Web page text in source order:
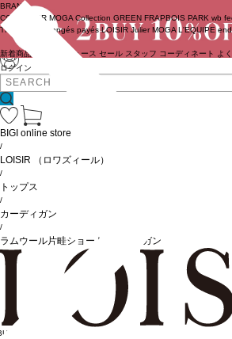
ログイン
BRAND
COUTURIER MOGA Collection GREEN FRAPBOIS PARK wb
TRISTESSE
congés payés LOISIR Julier MOGA L'EQUIPE
新着商品 ニュース セール スタッフ コーディネート よ
BIGI online store
/
LOISIR （ロワズィール）
/
トップス
/
カーディガン
/
ラムウール片畦ショートカーディガン